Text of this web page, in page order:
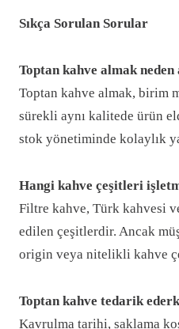
Sıkça Sorulan Sorular
Toptan kahve almak neden
Toptan kahve almak, birim
sürekli aynı kalitede ürün
stok yönetiminde kolaylık
Hangi kahve çeşitleri
Filtre kahve, Türk kahvesi
edilen çeşitlerdir. Ancak
origin veya nitelikli kahve
Toptan kahve tedarik
Kavrulma tarihi, saklama